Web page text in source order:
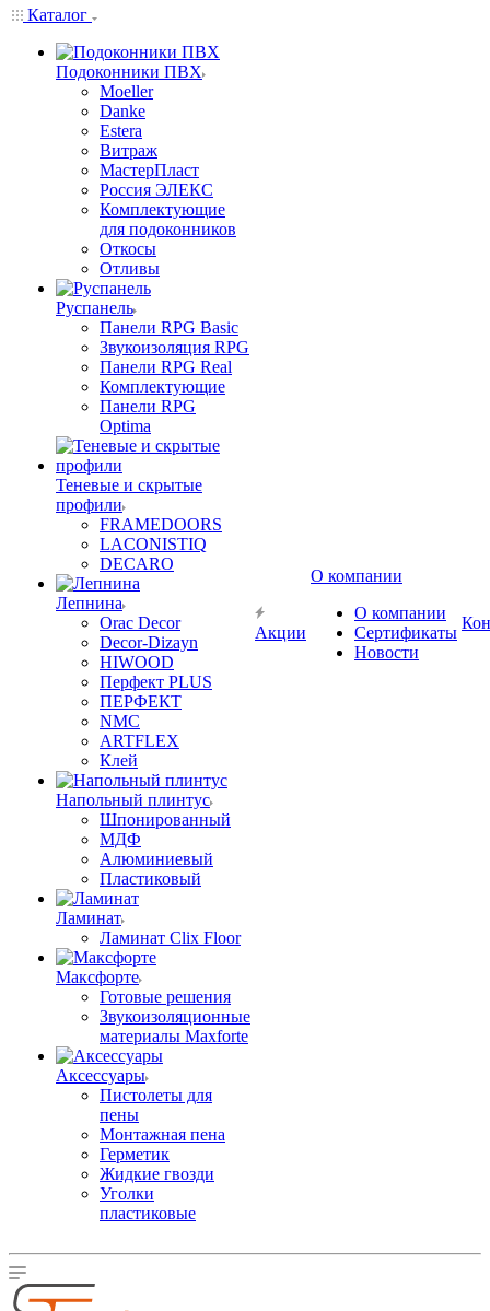
Каталог
Подоконники ПВХ
Moeller
Danke
Estera
Витраж
МастерПласт
Россия ЭЛЕКС
Комплектующие
для подоконников
Откосы
Отливы
Руспанель
Панели RPG Basic
Звукоизоляция RPG
Панели RPG Real
Комплектующие
Панели RPG
Optima
Теневые и скрытые
профили
FRAMEDOORS
LACONISTIQ
DECARO
Лепнина
Orac Decor
Decor-Dizayn
HIWOOD
Перфект PLUS
ПЕРФЕКТ
NMC
ARTFLEX
Клей
Напольный плинтус
Шпонированный
МДФ
Алюминиевый
Пластиковый
Ламинат
Ламинат Clix Floor
Максфорте
Готовые решения
Звукоизоляционные
материалы Maxforte
Аксессуары
Пистолеты для
пены
Монтажная пена
Герметик
Жидкие гвозди
Уголки
пластиковые
Акции
О компании
О компании
Сертификаты
Новости